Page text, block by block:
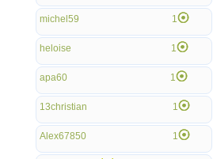
michel59 1
heloise 1
apa60 1
13christian 1
Alex67850 1